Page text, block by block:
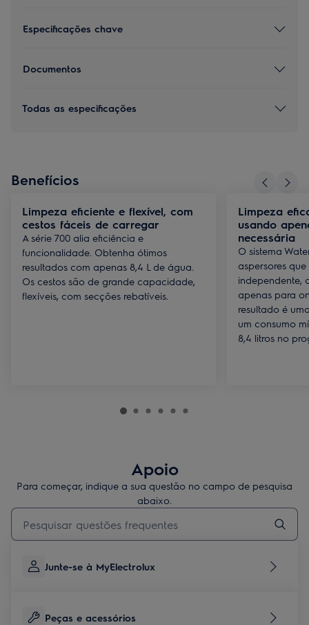
Especificações chave
Documentos
Todas as especificações
Benefícios
Limpeza eficiente e flexível, com
cestos fáceis de carregar
A série 700 alia eficiência e
funcionalidade. Obtenha ótimos
resultados com apenas 8,4 L de água.
Os cestos são de grande capacidade,
flexíveis, com secções rebatíveis.
Limpeza
usando
necessária
O sistema
aspersores
independente,
apenas para
resultado é
um consumo
8,4 litros no
Apoio
Para começar, indique a sua questão no campo de pesquisa
abaixo.
Type to search for support articles
Junte-se à MyElectrolux
Peças e acessórios